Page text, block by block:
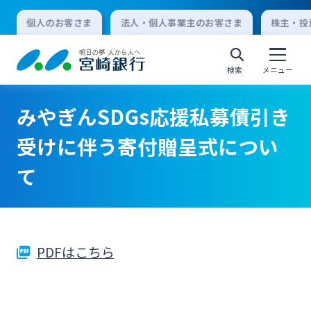
個人のお客さま 法人・個人事業主のお客さま 株主・
検索 メニュー
個人向けインターネットバンキング
みやぎんSDGs応援私募債引き
受けに伴う寄付贈呈式につい
て
PDFはこちら